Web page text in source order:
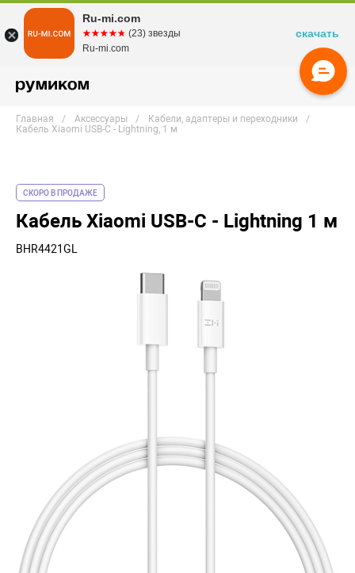
Главная Аксессуары
Кабели, адаптеры и переходники
Кабель Xiaomi USB-C - Lightning, 1 м
СКОРО В ПРОДАЖЕ
Кабель Xiaomi USB-C - Lightning 1 м
BHR4421GL
Ru-mi.com
☆☆☆☆☆
★★★★★ (23) звезды
Ru-mi.com
скачать